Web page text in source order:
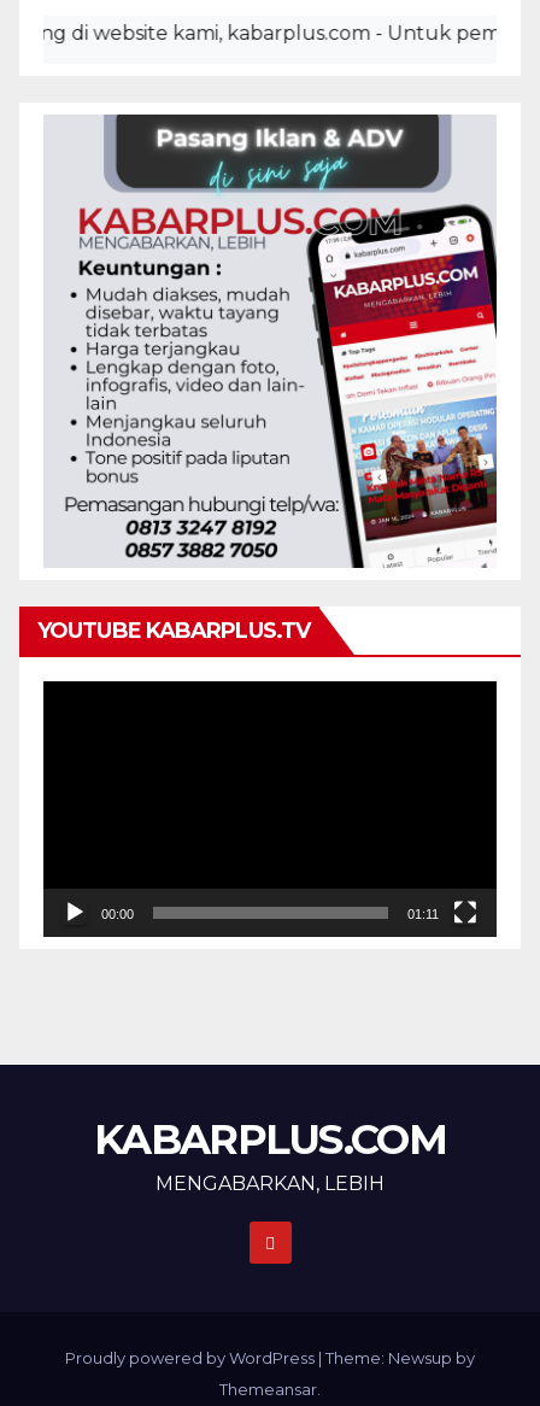
website kami, kabarplus.com - Untuk pemasangan
YOUTUBE KABARPLUS.TV
00:00 01:11
KABARPLUS.COM
MENGABARKAN, LEBIH
Proudly powered by WordPress |Theme: Newsup by
Themeansar